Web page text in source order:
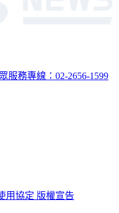
服務專線：02-2656-1599
用協定 版權宣告